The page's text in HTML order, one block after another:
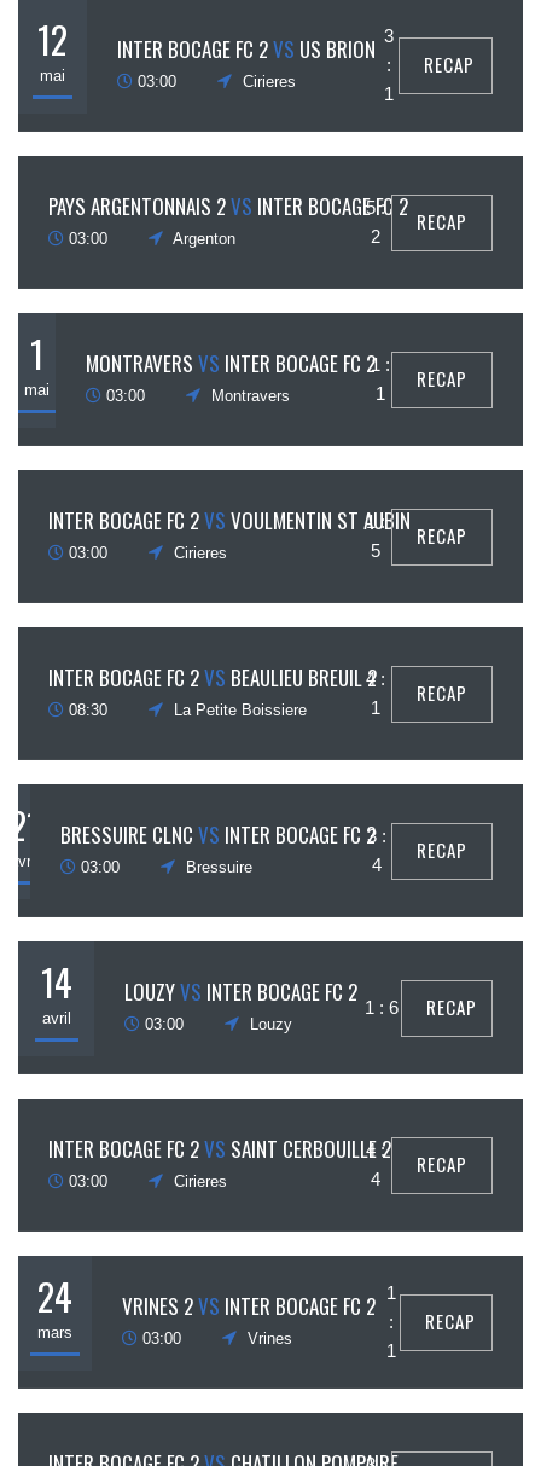
12
mai
INTER BOCAGE FC 2VS US BRION
03:00 Cirieres
3
:
1
RECAP
PAYS ARGENTONNAIS 2VS INTER BOCAGE FC 2
03:00 Argenton
5 :
2
RECAP
1
mai
MONTRAVERS VS INTER BOCAGE FC 2
03:00 Montravers
1 :
1
RECAP
INTER BOCAGE FC 2VS VOULMENTIN ST AUBIN
03:00 Cirieres
1 :
5
RECAP
INTER BOCAGE FC 2VS BEAULIEU BREUIL 2
08:30 La Petite Boissiere
4 :
1
RECAP
21
avril
BRESSUIRE CLNC VS INTER BOCAGE FC 2
03:00 Bressuire
3 :
4
RECAP
14
avril
LOUZYVS INTER BOCAGE FC 2
03:00 Louzy
1 : 6 RECAP
INTER BOCAGE FC 2VS SAINT CERBOUILLE 2
03:00 Cirieres
4 :
4
RECAP
24
mars
VRINES 2VS INTER BOCAGE FC 2
03:00 Vrines
1
:
1
RECAP